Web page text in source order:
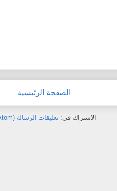
الصفحة الرئيسية
الاشتراك في: تعليقات الرسالة (Atom)